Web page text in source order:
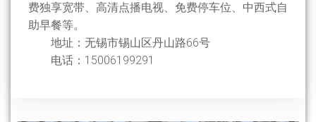
费独享宽带、高清点播电视、免费停车位、中西式自
助早餐等。
地址：无锡市锡山区丹山路66号
电话：15006199291